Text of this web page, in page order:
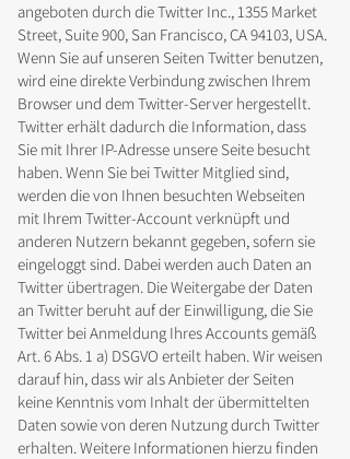
angeboten durch die Twitter Inc., 1355 Market
Street, Suite 900, San Francisco, CA 94103, USA.
Wenn Sie auf unseren Seiten Twitter benutzen,
wird eine direkte Verbindung zwischen Ihrem
Browser und dem Twitter-Server hergestellt.
Twitter erhält dadurch die Information, dass
Sie mit Ihrer IP-Adresse unsere Seite besucht
haben. Wenn Sie bei Twitter Mitglied sind,
werden die von Ihnen besuchten Webseiten
mit Ihrem Twitter-Account verknüpft und
anderen Nutzern bekannt gegeben, sofern sie
eingeloggt sind. Dabei werden auch Daten an
Twitter übertragen. Die Weitergabe der Daten
an Twitter beruht auf der Einwilligung, die Sie
Twitter bei Anmeldung Ihres Accounts gemäß
Art. 6 Abs. 1 a) DSGVO erteilt haben. Wir weisen
darauf hin, dass wir als Anbieter der Seiten
keine Kenntnis vom Inhalt der übermittelten
Daten sowie von deren Nutzung durch Twitter
erhalten. Weitere Informationen hierzu finden